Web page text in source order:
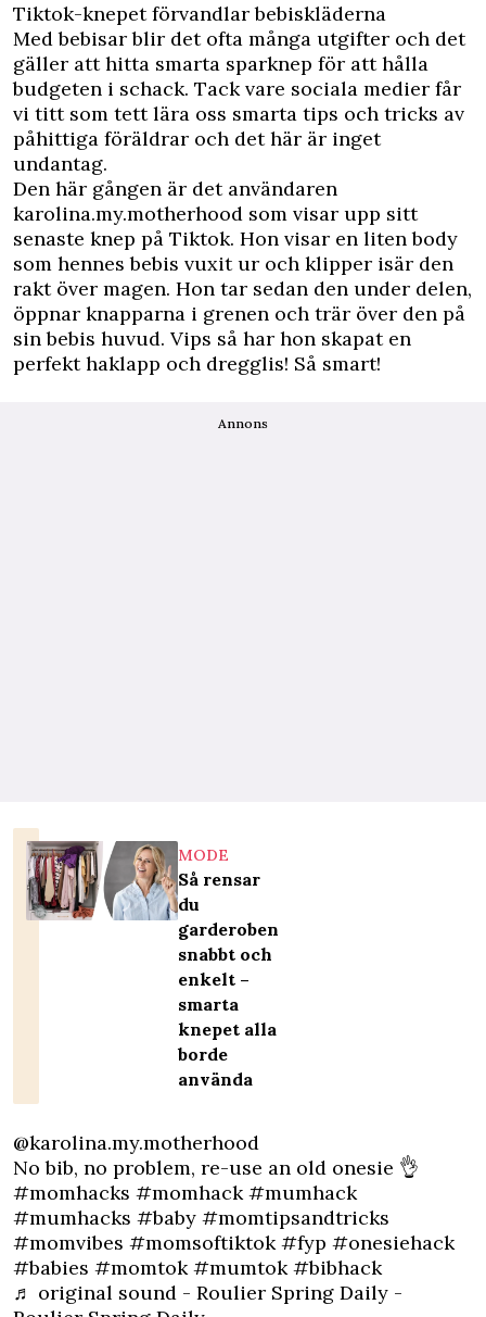
Tiktok-knepet förvandlar bebiskläderna
Med bebisar blir det ofta många utgifter och det
gäller att hitta smarta sparknep för att hålla
budgeten i schack. Tack vare sociala medier får
vi titt som tett lära oss smarta tips och tricks av
påhittiga föräldrar och det här är inget
undantag.
Den här gången är det användaren
karolina.my.motherhood som visar upp sitt
senaste knep på Tiktok. Hon visar en liten body
som hennes bebis vuxit ur och klipper isär den
rakt över magen. Hon tar sedan den under delen,
öppnar knapparna i grenen och trär över den på
sin bebis huvud. Vips så har hon skapat en
perfekt haklapp och dregglis! Så smart!
Annons
MODE
Så rensar
du
garderoben
snabbt och
enkelt –
smarta
knepet alla
borde
använda
@karolina.my.motherhood
No bib, no problem, re-use an old onesie 👌
#momhacks #momhack #mumhack
#mumhacks #baby #momtipsandtricks
#momvibes #momsoftiktok #fyp #onesiehack
#babies #momtok #mumtok #bibhack
♬ original sound - Roulier Spring Daily -